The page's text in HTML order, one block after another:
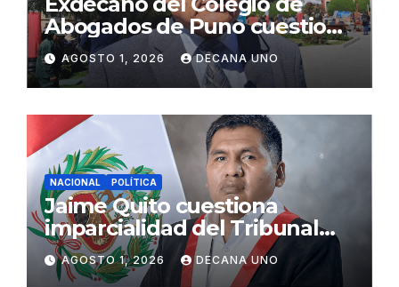
Abogados de Puno cuestiona
propuestas sobre seguridad
ciudadana
AGOSTO 1, 2026 DECANA UNO
NACIONAL POLÍTICA
Jaime Quito cuestiona
imparcialidad del Tribunal
Constitucional tras liberación
de Ollanta Humala
AGOSTO 1, 2026 DECANA UNO